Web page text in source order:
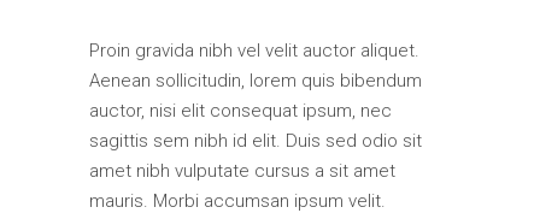
Proin gravida nibh vel velit auctor aliquet.
Aenean sollicitudin, lorem quis bibendum
auctor, nisi elit consequat ipsum, nec
sagittis sem nibh id elit. Duis sed odio sit
amet nibh vulputate cursus a sit amet
mauris. Morbi accumsan ipsum velit.